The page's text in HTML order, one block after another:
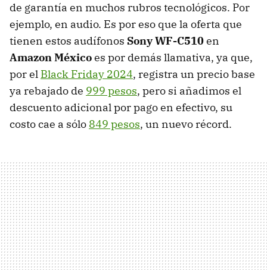
de garantía en muchos rubros tecnológicos. Por
ejemplo, en audio. Es por eso que la oferta que
tienen estos audífonos Sony WF-C510en
Amazon Méxicoes por demás llamativa, ya que,
por el Black Friday 2024, registra un precio base
ya rebajado de 999 pesos, pero si añadimos el
descuento adicional por pago en efectivo, su
costo cae a sólo 849 pesos, un nuevo récord.